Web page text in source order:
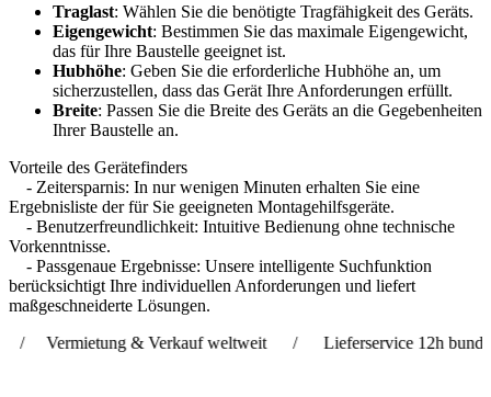
Traglast: Wählen Sie die benötigte Tragfähigkeit des Geräts.
Eigengewicht: Bestimmen Sie das maximale Eigengewicht,
das für Ihre Baustelle geeignet ist.
Hubhöhe: Geben Sie die erforderliche Hubhöhe an, um
sicherzustellen, dass das Gerät Ihre Anforderungen erfüllt.
Breite: Passen Sie die Breite des Geräts an die Gegebenheiten
Ihrer Baustelle an.
Vorteile des Gerätefinders
- Zeitersparnis: In nur wenigen Minuten erhalten Sie eine
Ergebnisliste der für Sie geeigneten Montagehilfsgeräte.
- Benutzerfreundlichkeit: Intuitive Bedienung ohne technische
Vorkenntnisse.
- Passgenaue Ergebnisse: Unsere intelligente Suchfunktion
berücksichtigt Ihre individuellen Anforderungen und liefert
maßgeschneiderte Lösungen.
& Verkauf weltweit / Lieferservice 12h bundesweit